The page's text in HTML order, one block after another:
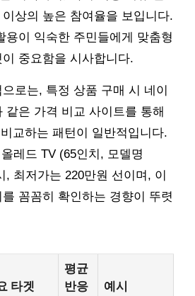
상의 높은 참여율을 보입니다.
용이 익숙한 주민들에게 맞춤형
중요함을 시사합니다.
로는, 특정 상품 구매 시 네이
같은 가격 비교 사이트를 통해
교하는 패턴이 일반적입니다.
레드 TV (65인치, 모델명
, 최저가는 220만원 선이며, 이
꼼꼼히 확인하는 경향이 뚜렷
타겟
평균
반응
예시